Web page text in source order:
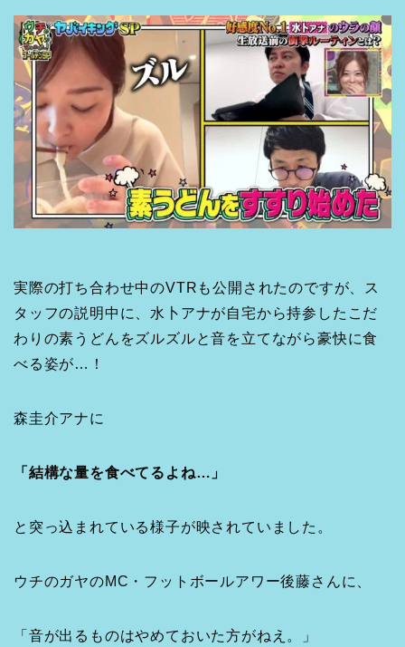
実際の打ち合わせ中のVTRも公開されたのですが、ス
タッフの説明中に、水卜アナが自宅から持参したこだ
わりの素うどんをズルズルと音を立てながら豪快に食
べる姿が…！
森圭介アナに
「結構な量を食べてるよね…」
と突っ込まれている様子が映されていました。
ウチのガヤのMC・フットボールアワー後藤さんに、
「音が出るものはやめておいた方がねえ。」